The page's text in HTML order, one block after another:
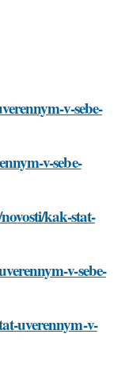
v-sebe-
v-sebe-
kak-stat-
v-sebe-
uverennym-v-